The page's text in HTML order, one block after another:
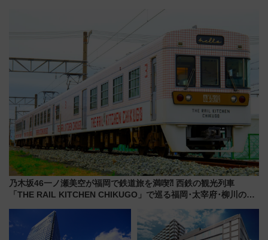
マホで簡単申請 物販や演奏会な
どに【JR東日本】
乃木坂46一ノ瀬美空が福岡で鉄道旅を満喫⁈ 西鉄の観光列車
「THE RAIL KITCHEN CHIKUGO」で巡る福岡･太宰府･柳川の